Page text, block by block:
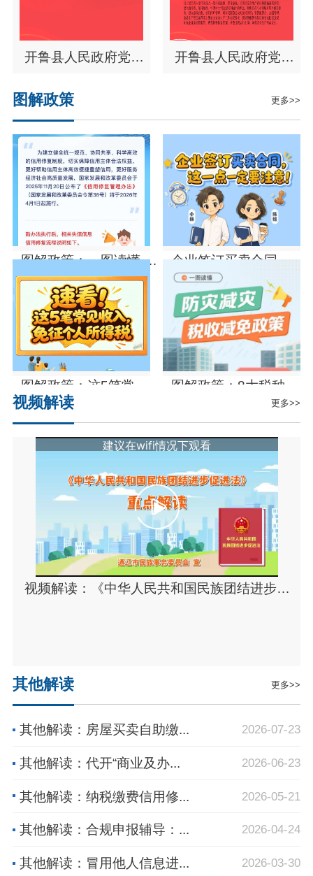
开鲁县人民政府党组
会议暨2026年第四次
常务会议
开鲁县人民政府党组
常务会议
图解政策 更多>>
图解政策：一图读懂 |
如何提请信用修复
企业签订买卖合同，这
一点一定要注意!
图解政策：这5笔常见
收入，免征个人所得税
图解政策：8大税种全
免政...
视频解读 更多>>
视频解读：《中华人民共和国民族团结进步促
其他解读 更多>>
其他解读：房屋买卖自助缴... 2026-07-23
其他解读：代开“商业及办... 2026-06-23
其他解读：纳税缴费信用修... 2026-05-21
其他解读：合规申报辅导：... 2026-04-24
其他解读：冒用他人信息进... 2026-03-30